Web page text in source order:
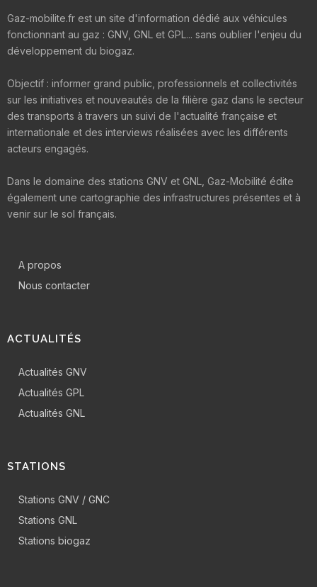
Gaz-mobilite.fr est un site d'information dédié aux véhicules
fonctionnant au gaz : GNV, GNL et GPL... sans oublier l'enjeu du
développement du biogaz.
Objectif : informer grand public, professionnels et collectivités
sur les initiatives et nouveautés de la filière gaz dans le secteur
des transports à travers un suivi de l'actualité française et
internationale et des interviews réalisées avec les différents
acteurs engagés.
Dans le domaine des stations GNV et GNL, Gaz-Mobilité édite
également une cartographie des infrastructures présentes et à
venir sur le sol français.
A propos
Nous contacter
ACTUALITÉS
Actualités GNV
Actualités GPL
Actualités GNL
STATIONS
Stations GNV / GNC
Stations GNL
Stations biogaz